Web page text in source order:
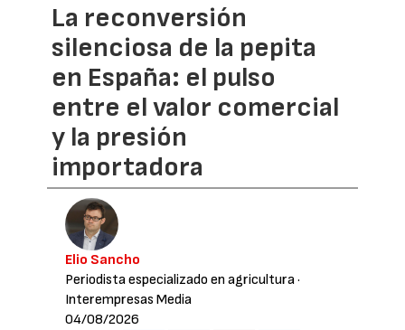
La reconversión
silenciosa de la pepita
en España: el pulso
entre el valor comercial
y la presión
importadora
Elio Sancho
Periodista especializado en agricultura·
Interempresas Media
04/08/2026